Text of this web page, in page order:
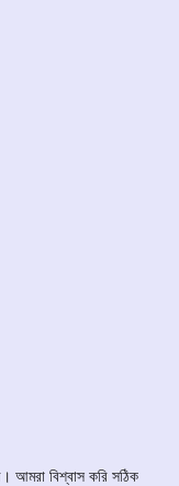
আমরা বিশ্বাস করি সঠিক